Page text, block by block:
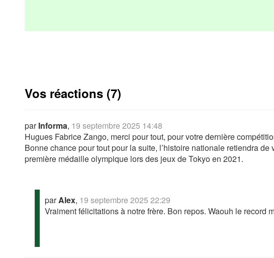
Vos réactions (7)
parInforma, 19 septembre 2025 14:48
Hugues Fabrice Zango, merci pour tout, pour votre dernière
Bonne chance pour tout pour la suite, l’histoire nationale retiendra
première médaille olympique lors des jeux de Tokyo en 2021.
parAlex, 19 septembre 2025 22:29
Vraiment félicitations à notre frère. Bon repos. Waouh le record